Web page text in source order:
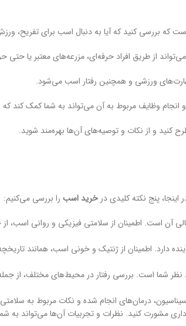
که بررسی کنید که آیا به دنبال اسب برای تفریح،
از طریق افراد حرفه‌ای، مزرعه‌های معتبر یا حتی
ورزشی و همچنین رفتار اسب می‌شود.
وظایف مربوط به آن می‌تواند به شما کمک کند که
کنید و از نکات و توصیه‌های آن‌ها بهره‌مند شوید.
پنج نکته کلیدی در خرید اسب را بررسی می‌کنیم:
آن است. اطمینان از سلامتی فیزیکی و روانی
دارد. اطمینان از ژنتیک و خونی اسب، همانند
شما است. بررسی رفتار در محیط‌های مختلف، از
درمان‌های انجام شده و نکات مربوط به
مشورت کنید. نظرات و تجربیات آن‌ها می‌تواند به